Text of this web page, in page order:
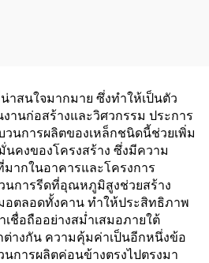
สนใจมากมาย ซึ่งทำให้เป็นตัว
านก่อสร้างและวิศวกรรม ประการ
นการผลิตของเหล็กชนิดนี้ช่วยเพิ่ม
คงของโครงสร้าง ซึ่งมีความ
ากในอาคารและโครงการ
นการรีดที่อุณหภูมิสูงช่วยสร้าง
อตลอดทั้งคาน ทำให้ประสิทธิภาพ
ชื่อถืออย่างสม่ำเสมอภายใต้
ต่างกัน ความคุ้มค่าเป็นอีกหนึ่งข้อ
นการผลิตค่อนข้างตรงไปตรงมา